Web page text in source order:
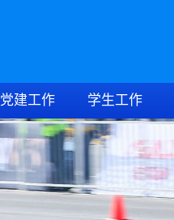
党建工作 学生工作